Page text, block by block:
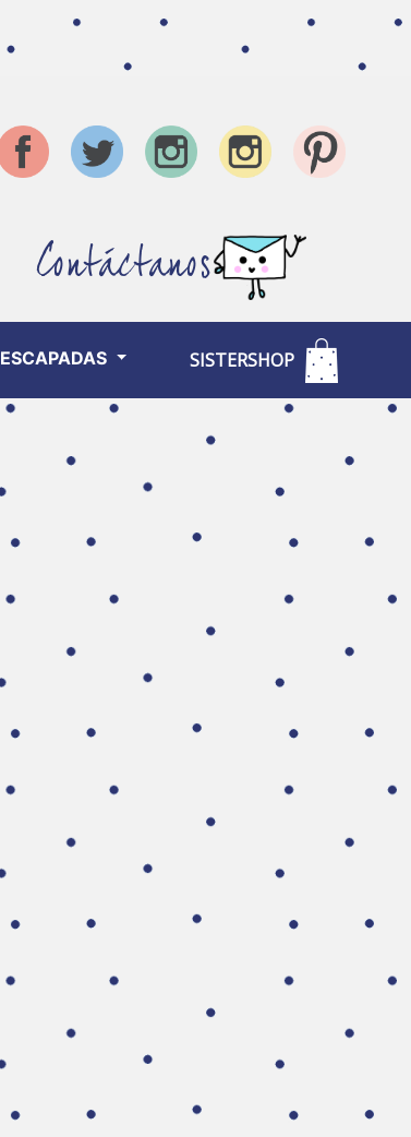
Contáctanos
ESCAPADAS SISTERSHOP